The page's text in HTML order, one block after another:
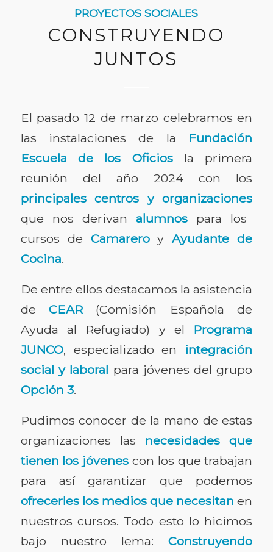
PROYECTOS SOCIALES
CONSTRUYENDO
JUNTOS
El pasado 12 de marzo celebramos en
las instalaciones de la Fundación
Escuela de los Oficiosla primera
reunión del año 2024 con los
principales centros y organizaciones
que nos derivan alumnos para los
cursos de CamareroyAyudante de
Cocina.
De entre ellos destacamos la asistencia
deCEAR(Comisión Española de
Ayuda al Refugiado) y el Programa
JUNCO, especializado en integración
social y laboral para jóvenes del grupo
Opción 3.
Pudimos conocer de la mano de estas
organizaciones las necesidades que
tienen los jóvenes con los que trabajan
para así garantizar que podemos
ofrecerles los medios que necesitan en
nuestros cursos. Todo esto lo hicimos
bajo nuestro lema: Construyendo